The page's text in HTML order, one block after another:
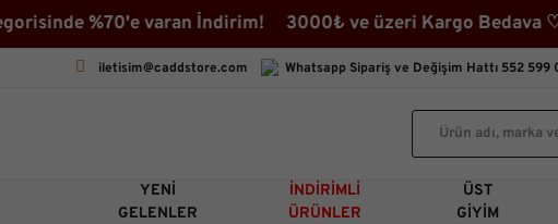
%70'e varan İndirim! 3000₺ ve üzeri Kargo Bedava
iletisim@caddstore.com Whatsapp Sipariş ve Değişim Hattı 552 599
YENI
GELENLER
İNDIRIMLI
ÜRÜNLER
ÜST
GIYIM